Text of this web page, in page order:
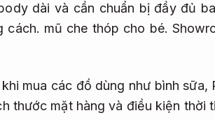
dài và cần chuẩn bị đầy đủ
cách. mũ che thóp cho bé.
khi mua các đồ dùng như bình sữa,
thước mặt hàng và điều kiện thời